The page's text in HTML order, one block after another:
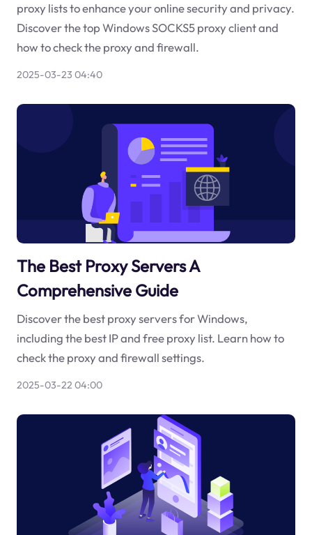
proxy lists to enhance your online security and privacy.
Discover the top Windows SOCKS5 proxy client and
how to check the proxy and firewall.
2025-03-23 04:40
The Best Proxy Servers A
Comprehensive Guide
Discover the best proxy servers for Windows,
including the best IP and free proxy list. Learn how to
check the proxy and firewall settings.
2025-03-22 04:00